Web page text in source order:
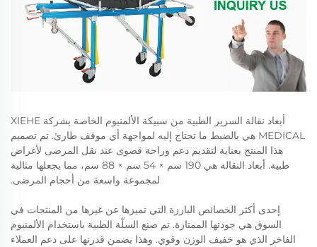
أبعاد نقالة السرير الطبية من سبيكة الألمنيوم الخاصة بشركة XIEHE
MEDICAL هي بالضبط ما تحتاج إليه لمواجهة أي موقف طارئ. تم تصميم
هذا المنتج بعناية لتقديم دعم وراحة قصوى عند نقل المرضى لأغراض
طبية. أبعاد النقالة هي 190 سم × 54 سم × 88 سم، مما يجعلها مثالية
لمجموعة واسعة من أحجام المرضى.
إحدى أكثر الخصائص البارزة التي تميزها عن غيرها من المنتجات في
السوق هي جودتها الممتازة. تم صنع السلّة الطبية باستخدام الألمنيوم
الفاخر الذي هو خفيف الوزن وقوي. وهذا يضمن قدرتها على دعم العملاء